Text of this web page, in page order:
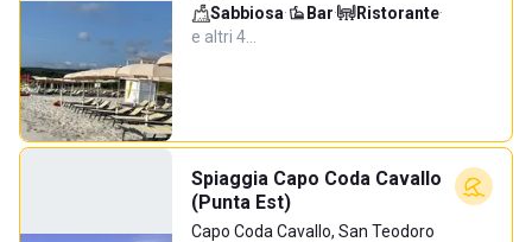
Sabbiosa· Bar· Ristorante·
e altri 4…
Spiaggia Capo Coda Cavallo
(Punta Est)
Capo Coda Cavallo, San Teodoro